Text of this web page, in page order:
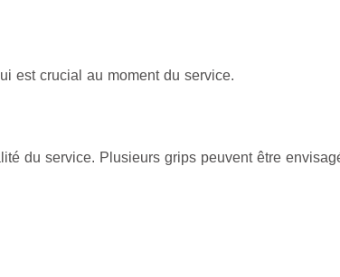
est crucial au moment du service.
du service. Plusieurs grips peuvent être